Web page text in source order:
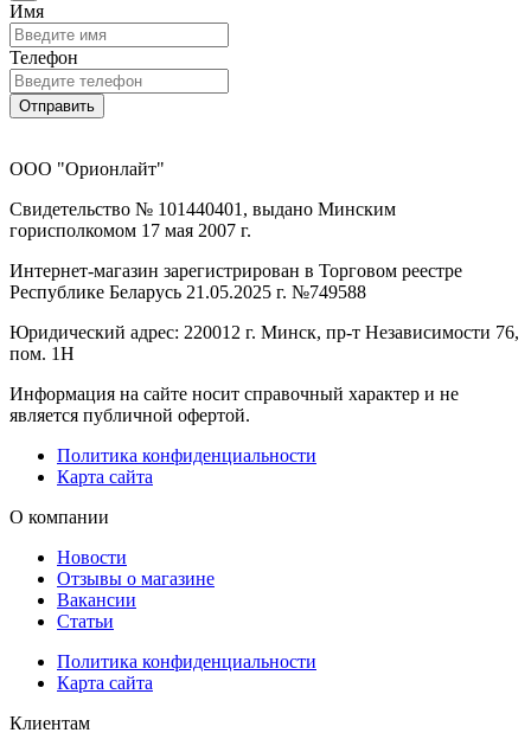
Имя
Телефон
Отправить
ООО "Орионлайт"
Свидетельство № 101440401, выдано Минским
горисполкомом 17 мая 2007 г.
Интернет-магазин зарегистрирован в Торговом реестре
Республике Беларусь 21.05.2025 г. №749588
Юридический адрес: 220012 г. Минск, пр-т Независимости 76,
пом. 1Н
Информация на сайте носит справочный характер и не
является публичной офертой.
Политика конфиденциальности
Карта сайта
О компании
Новости
Отзывы о магазине
Вакансии
Статьи
Политика конфиденциальности
Карта сайта
Клиентам